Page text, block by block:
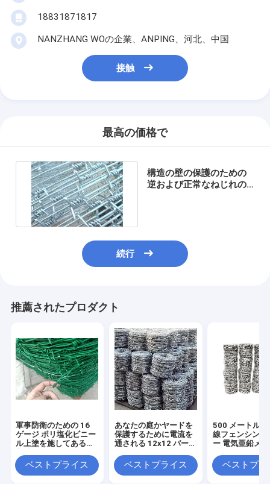
18831871817
NANZHANG WOの企業、ANPING、河北、中国
接触
最高の価格で
構造の壁の保護のための
逆および正常なねじれの
続行
推薦されたプロダクト
軍事防衛のための 16
ゲージ ポリ塩化ビニー
ル上塗を施してある有
ベストプライス
あなたの庭かヤードを
保護するために電流を
通される 12x12 バーブ
ル
ベストプライス
500 メートルの
線フェンシング
ー 電気亜鉛メ
ベストプラ